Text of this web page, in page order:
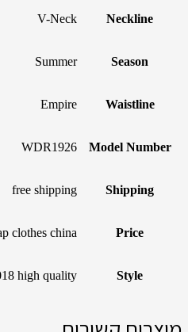
Neckline
V-Neck
Season
Summer
Waistline
Empire
Model Number
WDR1926
Shipping
free shipping
Price
clothes china
Style
high quality